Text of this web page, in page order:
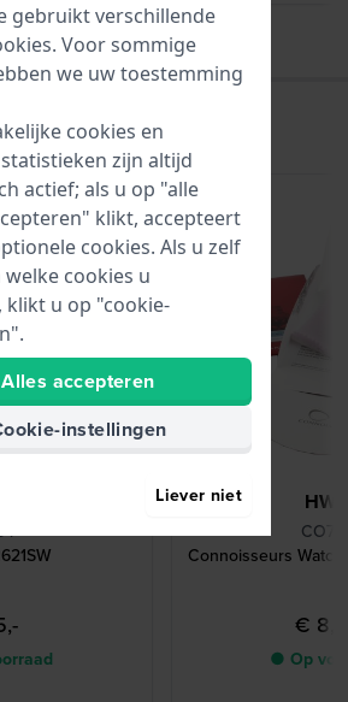
het VJ21 uurwerk:
Connoisseurs
€
● Op
gebruikt verschillende
. Voor sommige
we uw toestemming
cookies en
zijn altijd
actief; als u op "alle
klikt, accepteert
cookies. Als u zelf
cookies u
klikt u op "cookie-
Alles accepteren
instellingen
Liever niet